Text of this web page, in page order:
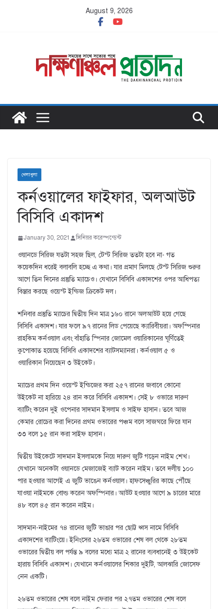
August 9, 2026
খেলাধুলা
কর্নওয়ালের ফাইফার, অলআউট
বিসিবি একাদশ
January 30, 2021 সিনিয়র করেস্পন্ডেন্ট
ওয়ানডে সিরিজ যতটা সহজ ছিল, টেস্ট সিরিজ ততটা হবে না- গত
কয়েকদিন ধরেই বলাবলি হচ্ছে এ কথা। যার প্রমাণ মিলছে টেস্ট সিরিজ শুরুর
আগে তিন দিনের প্রস্তুতি ম্যাচেও। যেখানে বিসিবি একাদশের ওপর আধিপত্য
বিস্তার করছে ওয়েস্ট ইন্ডিজ ক্রিকেট দল।
শনিবার প্রস্তুতি ম্যাচের দ্বিতীয় দিন মাত্র ১৬০ রানে অলআউট হয়ে গেছে
বিসিবি একাদশ। যার ফলে ৯৭ রানের লিড পেয়েছে ক্যারিবীয়রা। অফস্পিনার
রাহকিম কর্নওয়াল এবং বাঁহাতি স্পিনার জোমেল ওয়ারিকানের ঘূর্ণিতেই
কুপোকাত হয়েছে বিসিবি একাদশের ব্যাটসম্যানরা। কর্নওয়াল ৫ ও
ওয়ারিকান নিয়েছেন ৩ উইকেট।
ম্যাচের প্রথম দিন ওয়েস্ট ইন্ডিজের করা ২৫৭ রানের জবাবে কোনো
উইকেট না হারিয়ে ২৪ রান করে বিসিবি একাদশ। সেই ৮ ওভারে দারুণ
ব্যাটিং করেন দুই ওপেনার সাদমান ইসলাম ও সাইফ হাসান। তবে আজ
কেমার রোচের করা দিনের প্রথম ওভারের পঞ্চম বলে সাজঘরে ফিরে যান
৩৩ বলে ১৫ রান করা সাইফ হাসান।
দ্বিতীয় উইকেটে সাদমান ইসলামকে নিয়ে দারুণ জুটি গড়েন নাইম শেখ।
যেখানে অনেকটা ওয়ানডে মেজাজেই ব্যাট করেন নাইম। তবে দলীয় ১০০
পার হওয়ার আগেই এ জুটি ভাঙেন কর্নওয়াল। হাফসেঞ্চুরির কাছে পৌঁছে
যাওয়া নাইমকে বোল্ড করেন অফস্পিনার। আউট হওয়ার আগে ৯ চারের মারে
৪৮ বলে ৪৫ রান করেন নাইম।
সাদমান-নাইমের ৭৪ রানের জুটি ভাঙার পর ছোট্ট ধ্বস নামে বিসিবি
একাদশের ব্যাটিংয়ে। ইনিংসের ২৬তম ওভারের শেষ বল থেকে ২৮তম
ওভারের দ্বিতীয় বল পর্যন্ত ৯ বলের মধ্যে মাত্র ২ রানের ব্যবধানেই ৩ উইকেট
হারায় বিসিবি একাদশ। যেখানে কর্নওয়ালের শিকার দুইটি, আলঝারি জোসেফ
নেন একটি।
২৬তম ওভারের শেষ বলে নাইম ফেরার পর ২৭তম ওভারের শেষ বলে